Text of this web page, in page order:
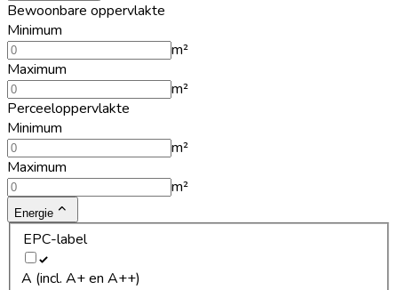
Bewoonbare oppervlakte
Minimum
m²
Maximum
m²
Perceeloppervlakte
Minimum
m²
Maximum
m²
Energie
EPC-label
A (incl. A+ en A++)